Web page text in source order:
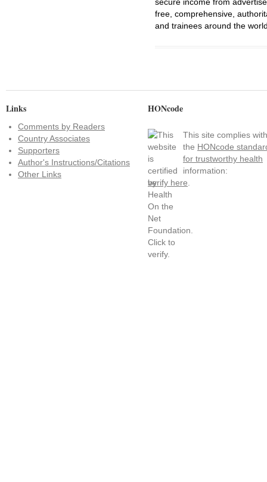
free, comprehensive,
and trainees around the
Links
Comments by Readers
Country Associates
Supporters
Author's Instructions/Citations
Other Links
HONcode
This site complies with
the HONcode
for trustworthy health
information:
verify here